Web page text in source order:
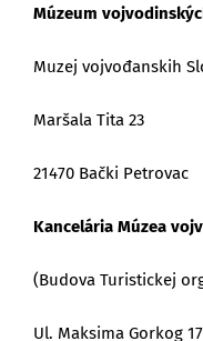
Múzeum
Muzej vojvođanskih
Maršala Tita 23
21470 Bački Petrovac
Kancelária Múzea
(Budova Turistickej
Ul. Maksima Gorkog 17